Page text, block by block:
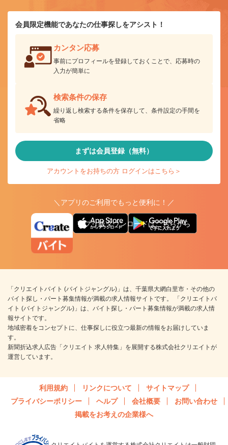
会員限定機能であなたの仕事探しをアシスト！
カンタン応募
事前にプロフィールを登録しておくことで、応募時の
入力が簡単に
検索条件の保存
繰り返し検索する条件を保存して、条件設定の手間を
省略
まずは会員登録（無料）
アカウントをお持ちの方 ログインはこちら＞
＼アプリのご利用でもっと便利に！／
アプリ版ダウンロードはこちらから
「クリエイトバイト (バイトジャングル)」は、千葉県大網白里市・その他の
バイト探し・パート募集情報が満載の求人情報サイトです。 「クリエイトバ
イト (バイトジャングル)」は、バイト探し・パート募集情報が満載の求人情
報サイトです。
地域密着をコンセプトに、仕事探しに役立つ最新の情報をお届けしていま
す。
新聞折込求人広告「クリエイト 求人特集」を展開する株式会社クリエイトが
運営しています。
利用規約 リンクについて
サイトマップ
プライバシーポリシー
ヘルプ 会社概要
お問い合わせ
掲載をお考えの企業様へ